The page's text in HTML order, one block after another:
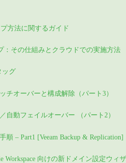
方法に関するガイド
：その仕組みとクラウドでの実施方法
ッグ
チオーバーと構成解除（パート3）
自動フェイルオーバー （パート2）
順 – Part1 [Veeam Backup & Replication]
Workspace 向けの新ドメイン設定ウィザ